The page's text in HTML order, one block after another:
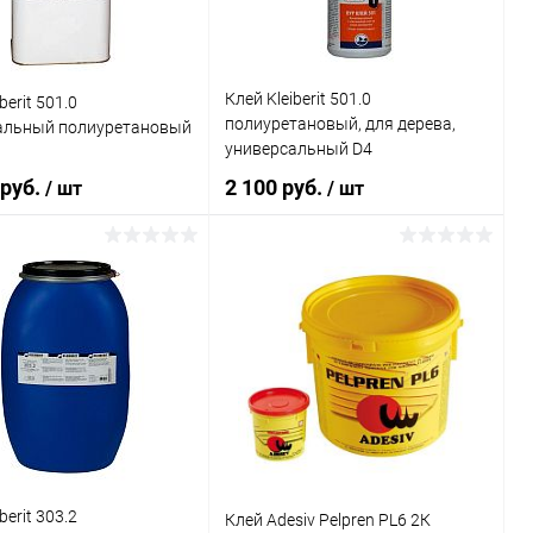
D4
501.0
полиуретановый
/ шт
В корзину
в 1 клик Сравнение
В наличии
Клей Kleiberit 501.0
полиуретановый, для дерева,
универсальный D4
2 100 руб./ шт
В корзину
Купить в 1 клик Сравнение
В избранное В наличии
Литраж | Масса:
Цвет
303.2
Клей Adesiv Pelpren PL6 2К